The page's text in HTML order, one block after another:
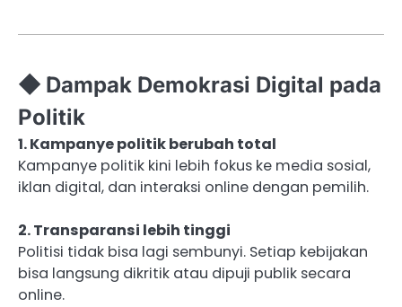
◆ Dampak Demokrasi Digital pada
Politik
1. Kampanye politik berubah total
Kampanye politik kini lebih fokus ke media sosial,
iklan digital, dan interaksi online dengan pemilih.
2. Transparansi lebih tinggi
Politisi tidak bisa lagi sembunyi. Setiap kebijakan
bisa langsung dikritik atau dipuji publik secara
online.